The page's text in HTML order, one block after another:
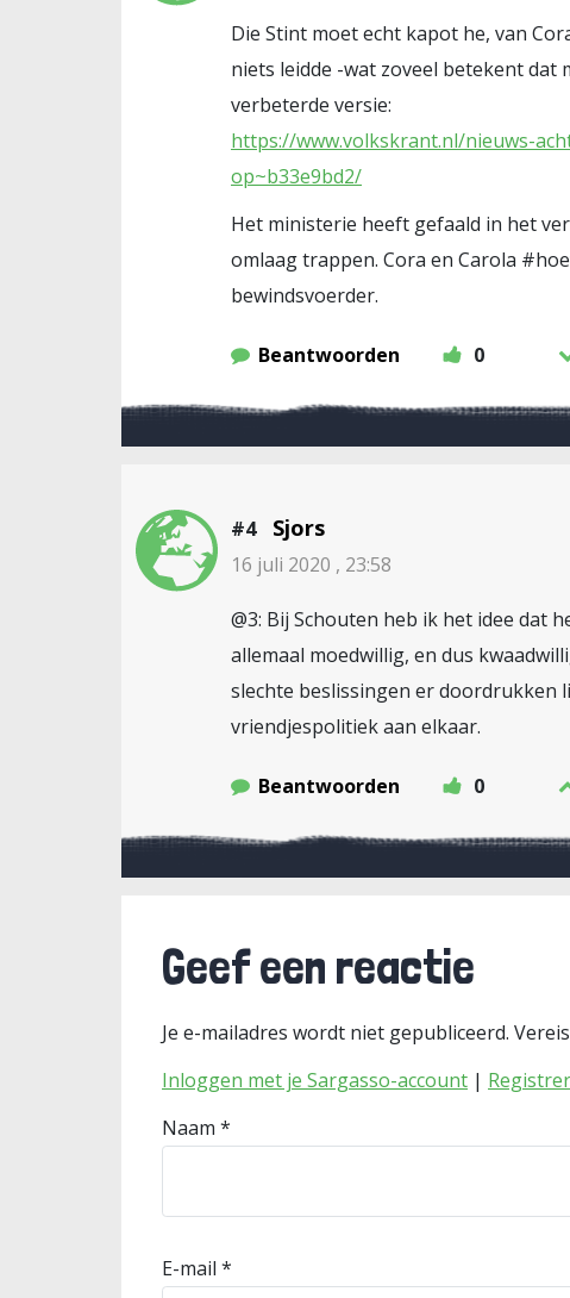
Die Stint moet echt kapot he, van
niets leidde -wat zoveel betekent dat
verbeterde versie:
https://www.volkskrant.nl/nieuws-
op~b33e9bd2/
Het ministerie heeft gefaald in het
omlaag trappen. Cora en Carola
bewindsvoerder.
Beantwoorden 0
#4 Sjors
16 juli 2020 , 23:58
@3: Bij Schouten heb ik het idee dat
allemaal moedwillig, en dus
slechte beslissingen er doordrukken
vriendjespolitiek aan elkaar.
Beantwoorden 0
Geef een reactie
Je e-mailadres wordt niet gepubliceerd.
Inloggen met je Sargasso-account |
Naam *
E-mail *